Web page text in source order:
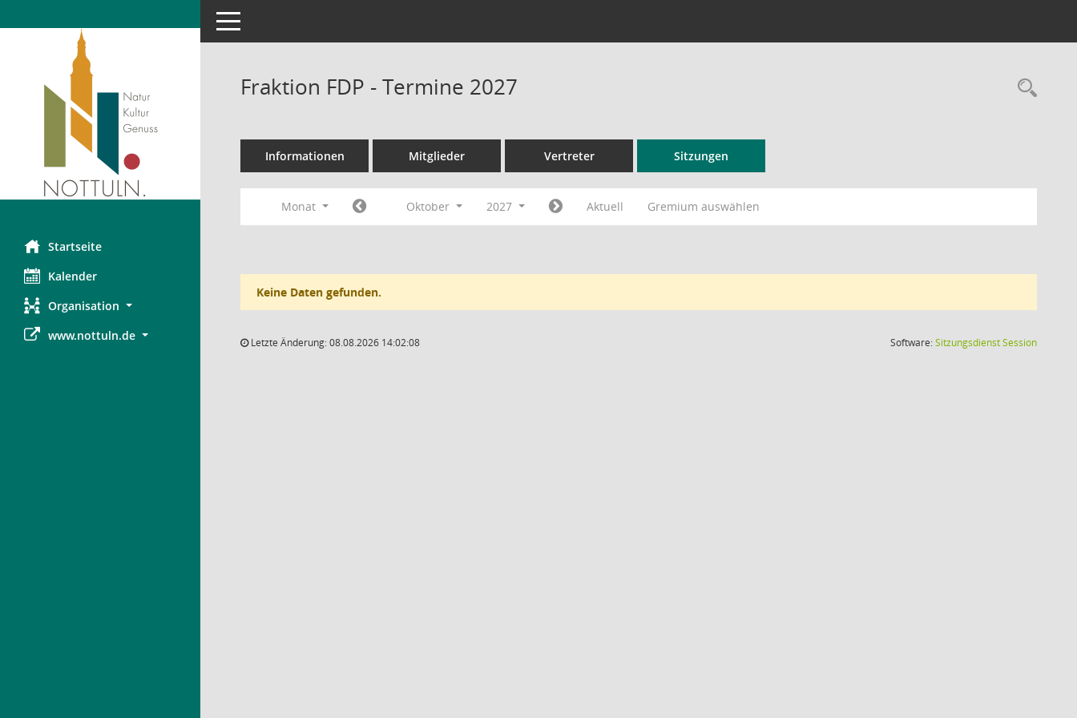
Startseite
Kalender
Organisation
www.nottuln.de
Toggle navigation
Fraktion FDP - Termine 2027
Informationen Mitglieder Vertreter Sitzungen
Monat Oktober 2027 Aktuell Gremium auswählen
Keine Daten gefunden.
Letzte Änderung: 08.08.2026 14:02:08 Software:SitzungsdienstSession(Wird in